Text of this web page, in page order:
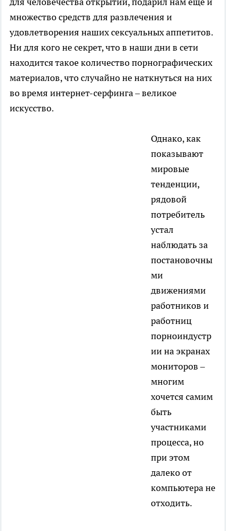
множество средств для развлечения и
удовлетворения наших сексуальных аппетитов.
Ни для кого не секрет, что в наши дни в сети
находится такое количество порнографических
материалов, что случайно не наткнуться на них
во время интернет-серфинга – великое
искусство.
Однако, как
показывают
мировые
тенденции,
рядовой
потребитель
устал
наблюдать за
постановочны
ми
движениями
работников и
работниц
порноиндустр
ии на экранах
мониторов –
многим
хочется самим
быть
участниками
процесса, но
при этом
далеко от
компьютера не
отходить.